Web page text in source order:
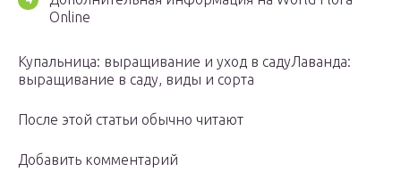
Online
Купальница: выращивание и уход в садуЛаванда:
выращивание в саду, виды и сорта
После этой статьи обычно читают
Добавить комментарий